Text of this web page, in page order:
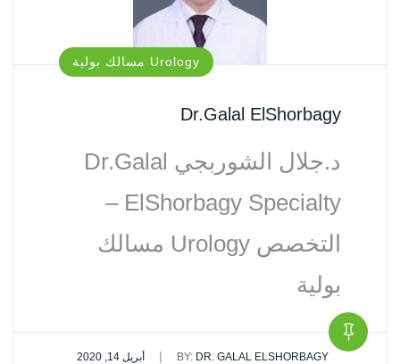
Urology مسالك بولية
Dr.Galal ElShorbagy
د.جلال الشوربجي Dr.Galal
ElShorbagy Specialty –
التخصص Urology مسالك
بولية
BY: DR. GALAL ELSHORBAGY
| أبريل 14, 2020